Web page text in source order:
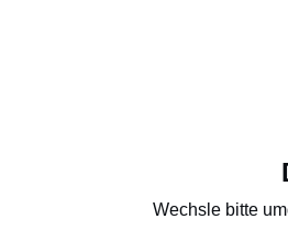
Wechsle bitte